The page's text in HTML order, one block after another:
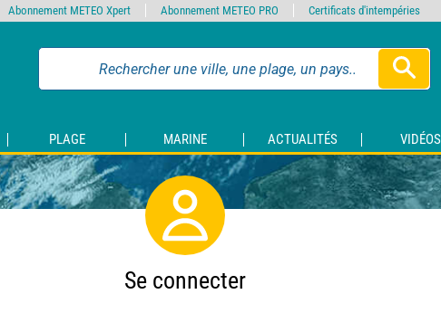
PLAGE MARINE ACTUALITÉS VIDÉOS
Se connecter
Abonnement METEO Xpert Abonnement METEO PRO Certificats d'intempéries